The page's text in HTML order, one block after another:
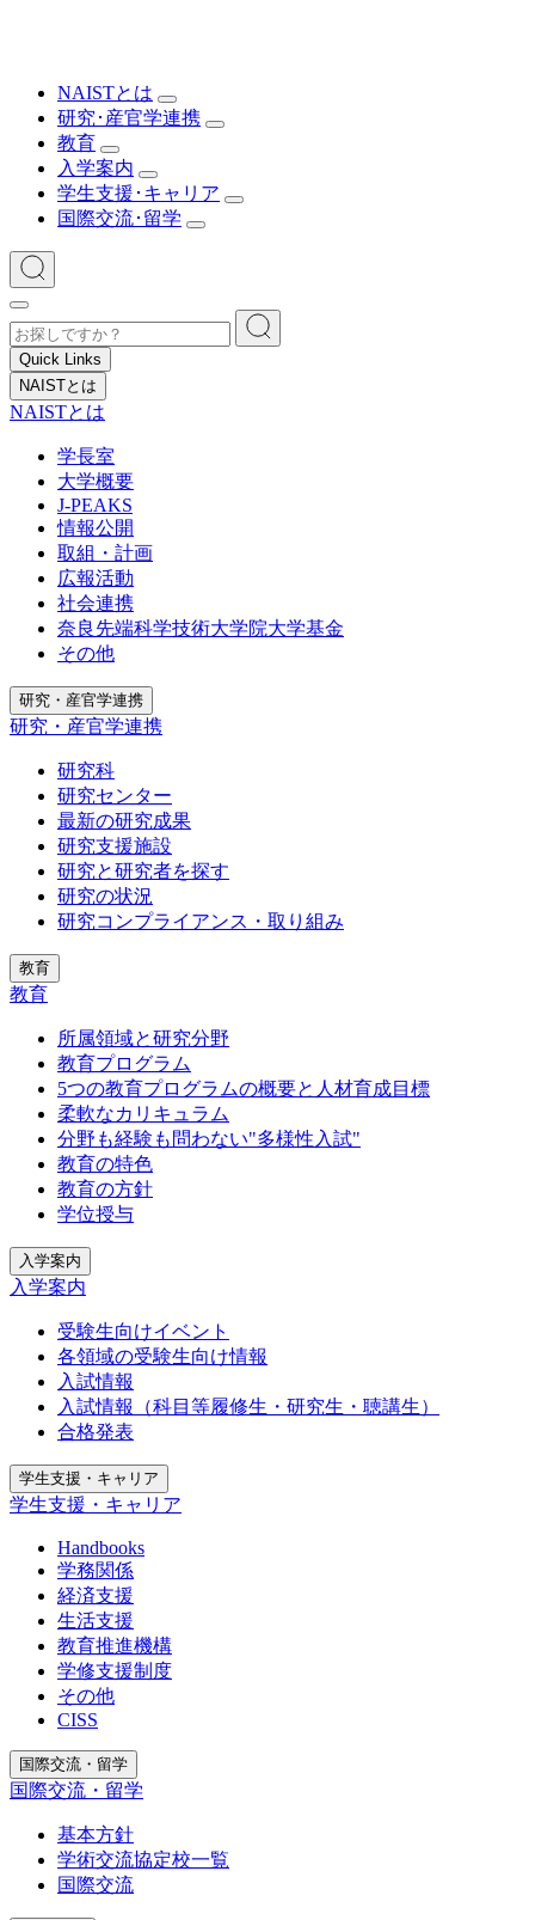
NAISTとは
研究･産官学連携
教育
入学案内
学生支援･キャリア
国際交流･留学
Quick Links
NAISTとは
NAISTとは
学長室
大学概要
J-PEAKS
情報公開
取組・計画
広報活動
社会連携
奈良先端科学技術大学院大学基金
その他
研究・産官学連携
研究・産官学連携
研究科
研究センター
最新の研究成果
研究支援施設
研究と研究者を探す
研究の状況
研究コンプライアンス・取り組み
教育
教育
所属領域と研究分野
教育プログラム
5つの教育プログラムの概要と人材育成目標
柔軟なカリキュラム
分野も経験も問わない"多様性入試"
教育の特色
教育の方針
学位授与
入学案内
入学案内
受験生向けイベント
各領域の受験生向け情報
入試情報
入試情報（科目等履修生・研究生・聴講生）
合格発表
学生支援・キャリア
学生支援・キャリア
Handbooks
学務関係
経済支援
生活支援
教育推進機構
学修支援制度
その他
CISS
国際交流・留学
国際交流・留学
基本方針
学術交流協定校一覧
国際交流